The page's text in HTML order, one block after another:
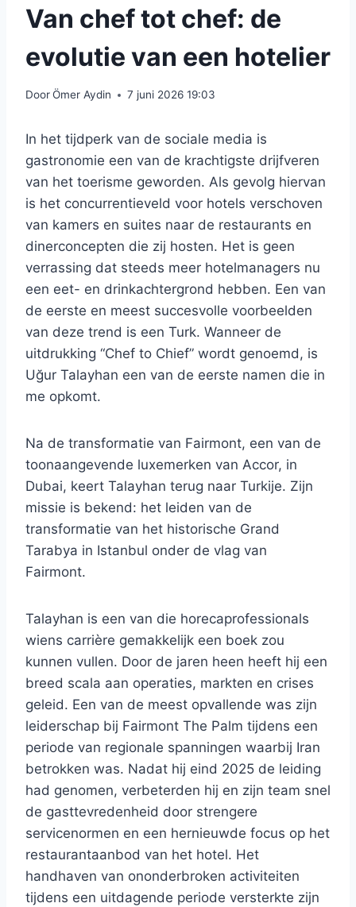
Van chef tot chef: de
evolutie van een hotelier
DoorÖmer Aydin 7 juni 2026 19:03
In het tijdperk van de sociale media is
gastronomie een van de krachtigste drijfveren
van het toerisme geworden. Als gevolg hiervan
is het concurrentieveld voor hotels verschoven
van kamers en suites naar de restaurants en
dinerconcepten die zij hosten. Het is geen
verrassing dat steeds meer hotelmanagers nu
een eet- en drinkachtergrond hebben. Een van
de eerste en meest succesvolle voorbeelden
van deze trend is een Turk. Wanneer de
uitdrukking “Chef to Chief” wordt genoemd, is
Uğur Talayhan een van de eerste namen die in
me opkomt.
Na de transformatie van Fairmont, een van de
toonaangevende luxemerken van Accor, in
Dubai, keert Talayhan terug naar Turkije. Zijn
missie is bekend: het leiden van de
transformatie van het historische Grand
Tarabya in Istanbul onder de vlag van
Fairmont.
Talayhan is een van die horecaprofessionals
wiens carrière gemakkelijk een boek zou
kunnen vullen. Door de jaren heen heeft hij een
breed scala aan operaties, markten en crises
geleid. Een van de meest opvallende was zijn
leiderschap bij Fairmont The Palm tijdens een
periode van regionale spanningen waarbij Iran
betrokken was. Nadat hij eind 2025 de leiding
had genomen, verbeterden hij en zijn team snel
de gasttevredenheid door strengere
servicenormen en een hernieuwde focus op het
restaurantaanbod van het hotel. Het
handhaven van ononderbroken activiteiten
tijdens een uitdagende periode versterkte zijn